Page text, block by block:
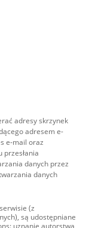
adresy skrzynek
adresem e-
e-mail oraz
danych przez
danych
(z
są udostępniane
uznanie autorstwa